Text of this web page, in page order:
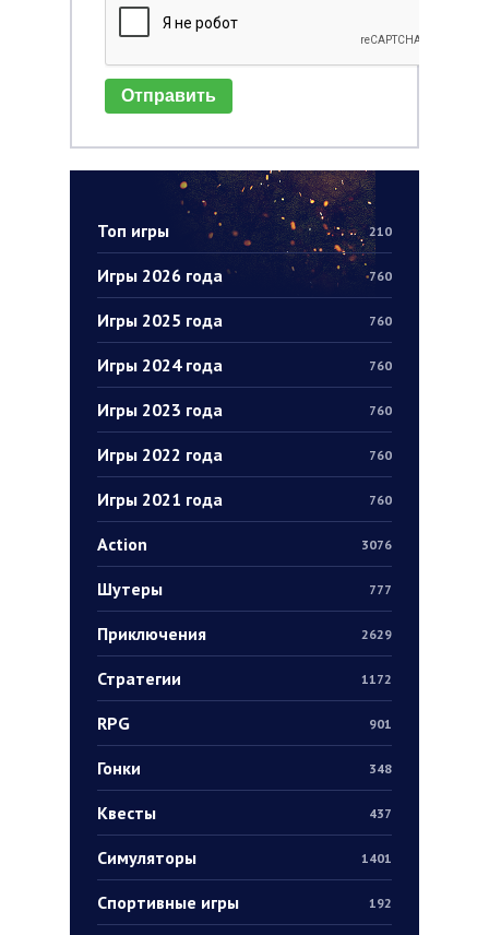
Топ игры 210
Игры 2026 года 760
Игры 2025 года 760
Игры 2024 года 760
Игры 2023 года 760
Игры 2022 года 760
Игры 2021 года 760
Action 3076
Шутеры 777
Приключения 2629
Стратегии 1172
RPG 901
Гонки 348
Квесты 437
Симуляторы 1401
Спортивные игры 192
Отправить